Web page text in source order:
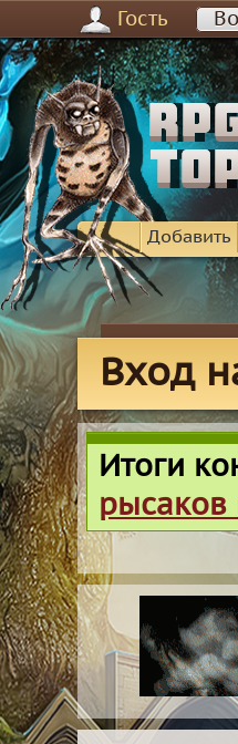
Гость
Добавить
Вход
Итоги
рысаков